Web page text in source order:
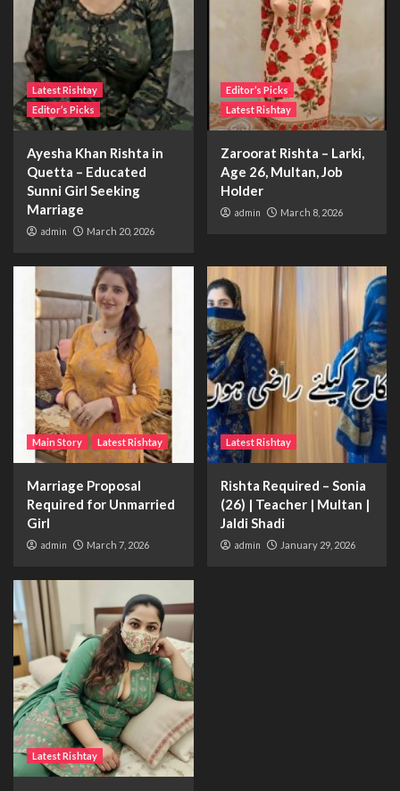
Latest Rishtay
Editor’s Picks
Ayesha Khan Rishta in
Quetta – Educated
Sunni Girl Seeking
Marriage
admin March 20, 2026
Editor’s Picks
Latest Rishtay
Zaroorat Rishta – Larki,
Age 26, Multan, Job
Holder
admin March 8, 2026
Main Story Latest Rishtay
Marriage Proposal
Required for Unmarried
Girl
admin March 7, 2026
Latest Rishtay
Rishta Required – Sonia
(26) | Teacher | Multan |
Jaldi Shadi
admin January 29, 2026
Latest Rishtay